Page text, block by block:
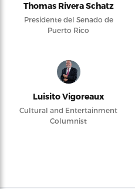
Thomas Rivera Schatz
Presidente del Senado de
Puerto Rico
Luisito Vigoreaux
Cultural and Entertainment
Columnist